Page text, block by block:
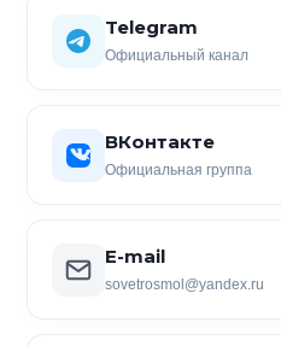
Telegram
Официальный канал
ВКонтакте
Официальная группа
E-mail
sovetrosmol@yandex.ru